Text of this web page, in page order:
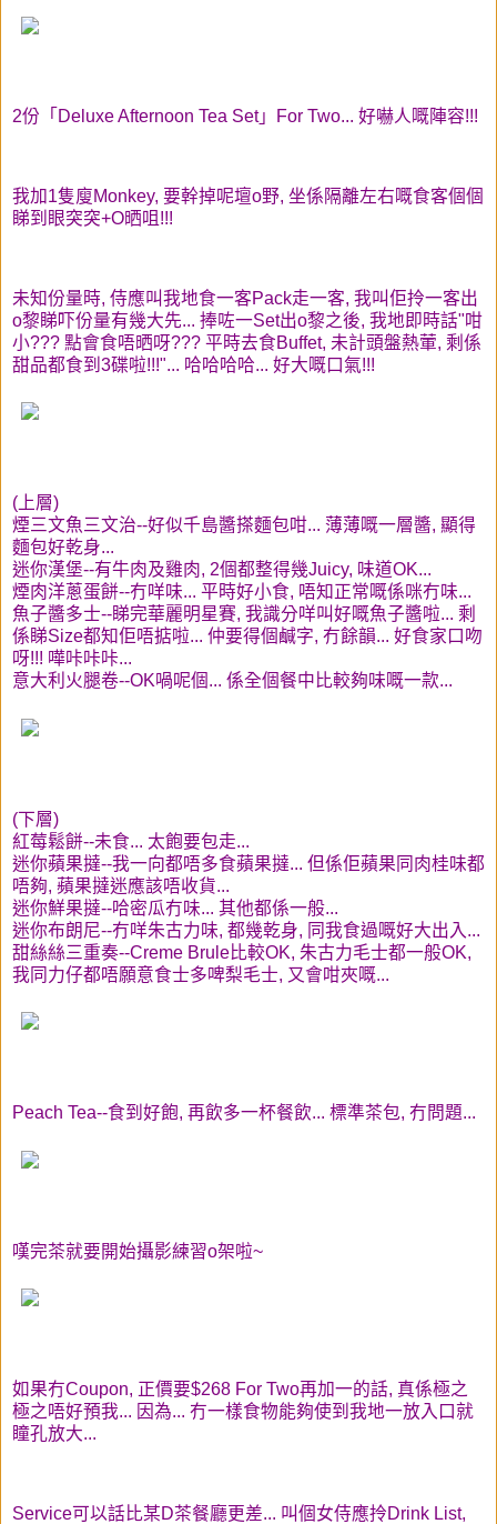
2份「Deluxe Afternoon Tea Set」For Two... 好嚇人嘅陣容!!!
我加1隻廋Monkey, 要幹掉呢壇o野, 坐係隔離左右嘅食客個個
睇到眼突突+O晒咀!!!
未知份量時, 侍應叫我地食一客Pack走一客, 我叫佢拎一客出
o黎睇吓份量有幾大先... 捧咗一Set出o黎之後, 我地即時話"咁
小??? 點會食唔晒呀??? 平時去食Buffet, 未計頭盤熱葷, 剩係
甜品都食到3碟啦!!!"... 哈哈哈哈... 好大嘅口氣!!!
(上層)
煙三文魚三文治--好似千島醬搽麵包咁... 薄薄嘅一層醬, 顯得
麵包好乾身...
迷你漢堡--有牛肉及雞肉, 2個都整得幾Juicy, 味道OK...
煙肉洋蔥蛋餅--冇咩味... 平時好小食, 唔知正常嘅係咪冇味...
魚子醬多士--睇完華麗明星賽, 我識分咩叫好嘅魚子醬啦... 剩
係睇Size都知佢唔掂啦... 仲要得個鹹字, 冇餘韻... 好食家口吻
呀!!! 嘩咔咔咔...
意大利火腿卷--OK喎呢個... 係全個餐中比較夠味嘅一款...
(下層)
紅莓鬆餅--未食... 太飽要包走...
迷你蘋果撻--我一向都唔多食蘋果撻... 但係佢蘋果同肉桂味都
唔夠, 蘋果撻迷應該唔收貨...
迷你鮮果撻--哈密瓜冇味... 其他都係一般...
迷你布朗尼--冇咩朱古力味, 都幾乾身, 同我食過嘅好大出入...
甜絲絲三重奏--Creme Brule比較OK, 朱古力毛士都一般OK,
我同力仔都唔願意食士多啤梨毛士, 又會咁夾嘅...
Peach Tea--食到好飽, 再飲多一杯餐飲... 標準茶包, 冇問題...
嘆完茶就要開始攝影練習o架啦~
如果冇Coupon, 正價要$268 For Two再加一的話, 真係極之
極之唔好預我... 因為... 冇一樣食物能夠使到我地一放入口就
瞳孔放大...
Service可以話比某D茶餐廳更差... 叫個女侍應拎Drink List,